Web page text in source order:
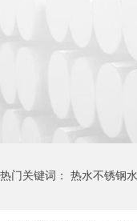
热门关键词： 热水不锈钢